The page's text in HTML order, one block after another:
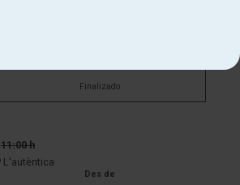
Finalizado
11:00 h
L'autèntica
Des de